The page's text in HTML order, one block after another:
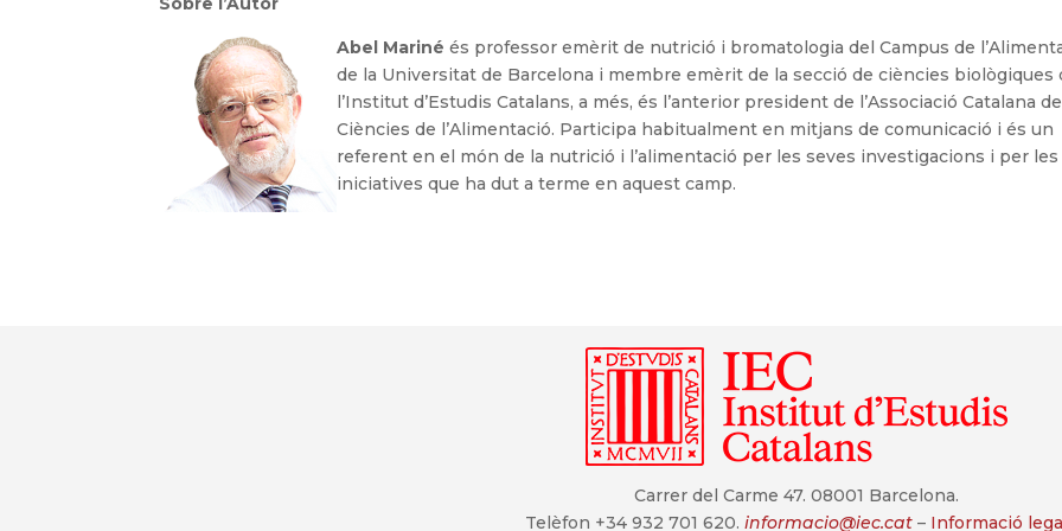
Abel Mariné és professor emèrit de nutrició i bromatologia del Campus de
de la Universitat de Barcelona i membre emèrit de la secció de ciències biològiques
l’Institut d’Estudis Catalans, a més, és l’anterior president de l’Associació Catalana de
Ciències de l’Alimentació. Participa habitualment en mitjans de comunicació i és un
referent en el món de la nutrició i l’alimentació per les seves investigacions i per les
iniciatives que ha dut a terme en aquest camp.
Carrer del Carme 47. 08001 Barcelona.
Telèfon +34 932 701 620. informacio@iec.cat – Informació